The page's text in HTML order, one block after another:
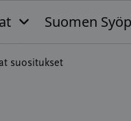
Suomen
suositukset